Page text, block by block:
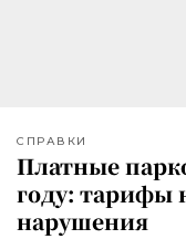
СПРАВКИ
Платные
году: тарифы
нарушения